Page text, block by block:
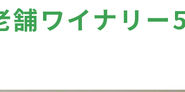
ワイナリー